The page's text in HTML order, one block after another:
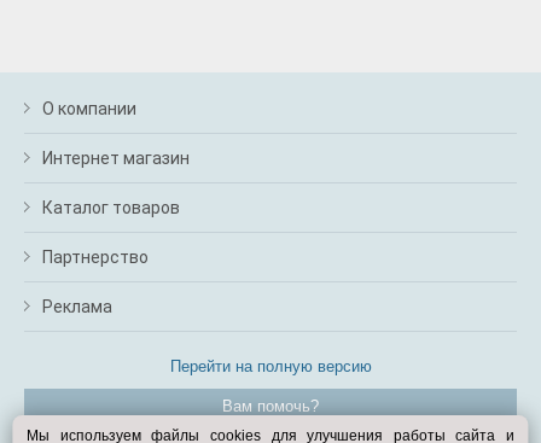
О компании
Интернет магазин
Каталог товаров
Партнерство
Реклама
Перейти на полную версию
Вам помочь?
Мы используем файлы cookies для улучшения работы сайта и